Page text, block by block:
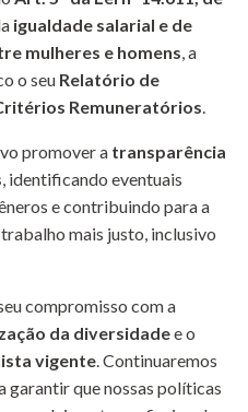
igualdade salarial e de
mulheres e homens, a
o seu Relatório de
Remuneratórios.
promover a transparência
, identificando eventuais
e contribuindo para a
mais justo, inclusivo
compromisso com a
da diversidadee o
vigente. Continuaremos
garantir que nossas políticas